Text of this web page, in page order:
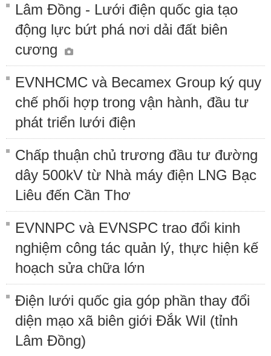
Lâm Đồng - Lưới điện quốc gia tạo
động lực bứt phá nơi dải đất biên
cương
EVNHCMC và Becamex Group ký quy
chế phối hợp trong vận hành, đầu tư
phát triển lưới điện
Chấp thuận chủ trương đầu tư đường
dây 500kV từ Nhà máy điện LNG Bạc
Liêu đến Cần Thơ
EVNNPC và EVNSPC trao đổi kinh
nghiệm công tác quản lý, thực hiện kế
hoạch sửa chữa lớn
Điện lưới quốc gia góp phần thay đổi
diện mạo xã biên giới Đắk Wil (tỉnh
Lâm Đồng)